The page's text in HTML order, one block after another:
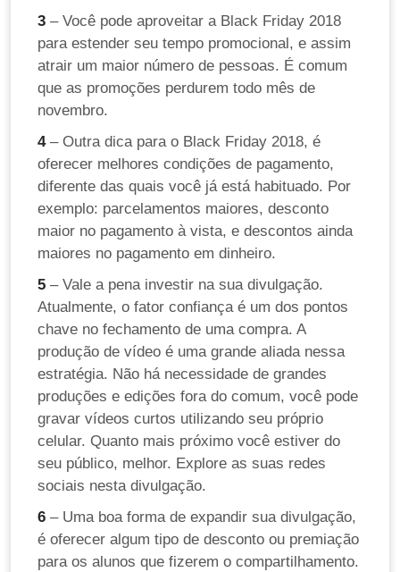
3 – Você pode aproveitar a Black Friday 2018
para estender seu tempo promocional, e assim
atrair um maior número de pessoas. É comum
que as promoções perdurem todo mês de
novembro.
4– Outra dica para o Black Friday 2018, é
oferecer melhores condições de pagamento,
diferente das quais você já está habituado. Por
exemplo: parcelamentos maiores, desconto
maior no pagamento à vista, e descontos ainda
maiores no pagamento em dinheiro.
5 – Vale a pena investir na sua divulgação.
Atualmente, o fator confiança é um dos pontos
chave no fechamento de uma compra. A
produção de vídeo é uma grande aliada nessa
estratégia. Não há necessidade de grandes
produções e edições fora do comum, você pode
gravar vídeos curtos utilizando seu próprio
celular. Quanto mais próximo você estiver do
seu público, melhor. Explore as suas redes
sociais nesta divulgação.
6 – Uma boa forma de expandir sua divulgação,
é oferecer algum tipo de desconto ou premiação
para os alunos que fizerem o compartilhamento.